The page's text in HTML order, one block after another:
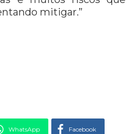
mitigar.”
WhatsApp Facebook